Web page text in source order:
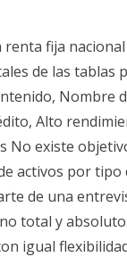
fija
de las tablas
Nombre
Alto
No existe
activos por
de una
total y
igual